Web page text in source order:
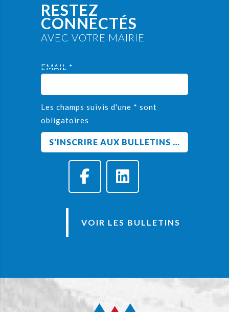
RESTEZ
CONNECTÉS
AVEC VOTRE MAIRIE
EMAIL *
Les champs suivis d'une * sont
obligatoires
VOIR LES BULLETINS